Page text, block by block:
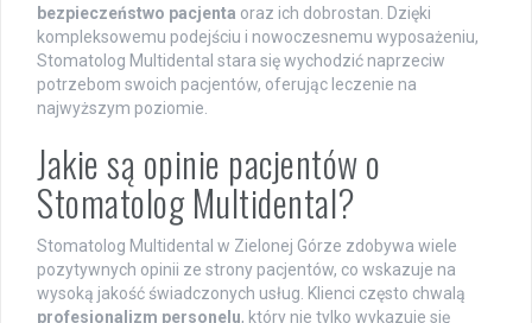
bezpieczeństwo pacjenta oraz ich dobrostan. Dzięki
kompleksowemu podejściu i nowoczesnemu wyposażeniu,
Stomatolog Multidental stara się wychodzić naprzeciw
potrzebom swoich pacjentów, oferując leczenie na
najwyższym poziomie.
Jakie są opinie pacjentów o
Stomatolog Multidental?
Stomatolog Multidental w Zielonej Górze zdobywa wiele
pozytywnych opinii ze strony pacjentów, co wskazuje na
wysoką jakość świadczonych usług. Klienci często chwalą
profesjonalizm personelu, który nie tylko wykazuje się